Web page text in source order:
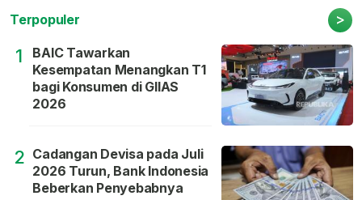
Terpopuler >
1
BAIC Tawarkan
Kesempatan Menangkan T1
bagi Konsumen di GIIAS
2026
2 Cadangan Devisa pada Juli
2026 Turun, Bank Indonesia
Beberkan Penyebabnya